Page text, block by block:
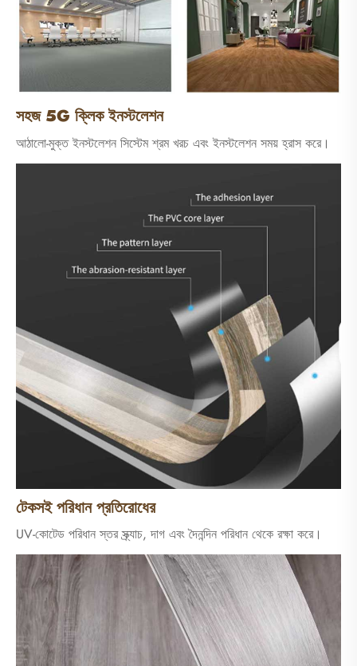
সহজ 5G ক্লিক ইনস্টলেশন
আঠালো-মুক্ত ইনস্টলেশন সিস্টেম শ্রম খরচ এবং ইনস্টলেশন সময় হ্রাস করে।
টেকসই পরিধান প্রতিরোধের
UV-কোটেড পরিধান স্তর স্ক্র্যাচ, দাগ এবং দৈনন্দিন পরিধান থেকে রক্ষা করে।